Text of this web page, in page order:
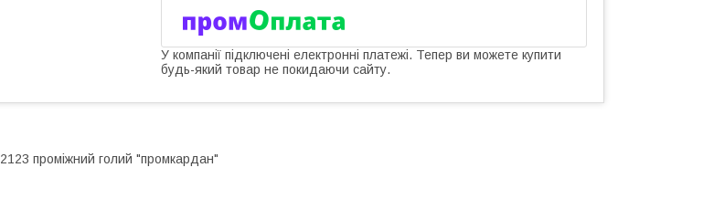
У компанії підключені електронні платежі. Тепер ви можете купити
будь-який товар не покидаючи сайту.
2123 проміжний голий "промкардан"